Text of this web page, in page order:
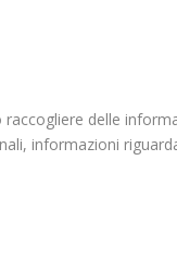
delle
informazioni